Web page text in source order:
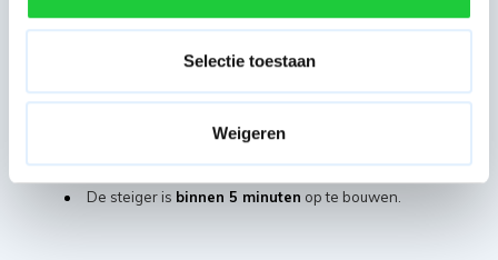
Selectie toestaan
Weigeren
(Steigerklasse III).
Alle steigeronderdelen zijn ook
Buisdikte van 2,2 mm staat garant voor een veilige
steiger.
De steiger is binnen 5 minuten op te bouwen.